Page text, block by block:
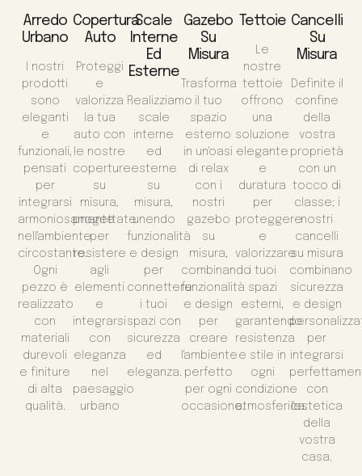
Arredo
Urbano
I nostri
prodotti
sono
eleganti
e
funzionali,
pensati
per
integrarsi
armoniosamente
nell'ambiente
circostante.
Ogni
pezzo è
realizzato
con
materiali
durevoli
e finiture
di alta
qualità.
Copertura
Auto
Proteggi
e
valorizza
la tua
auto con
le nostre
coperture
su
misura,
progettate
per
resistere
agli
elementi
e
integrarsi
con
eleganza
nel
paesaggio
urbano
Scale
Interne
Ed
Esterne
Realizziamo
scale
interne
ed
esterne
su
misura,
unendo
funzionalità
e design
per
connettere
i tuoi
spazi con
sicurezza
ed
eleganza.
Gazebo
Su
Misura
Trasforma
il tuo
spazio
esterno
in un'oasi
di relax
con i
nostri
gazebo
su
misura,
combinando
funzionalità
e design
per
creare
l'ambiente
perfetto
per ogni
occasione.
Tettoie
Le
nostre
tettoie
offrono
una
soluzione
elegante
e
duratura
per
proteggere
e
valorizzare
i tuoi
spazi
esterni,
garantendo
resistenza
e stile in
ogni
condizione
atmosferica.
Cancelli
Su
Misura
Definite il
confine
della
vostra
proprietà
con un
tocco di
classe; i
nostri
cancelli
su misura
combinano
sicurezza
e design
per
integrarsi
con
l'estetica
della
vostra
casa.